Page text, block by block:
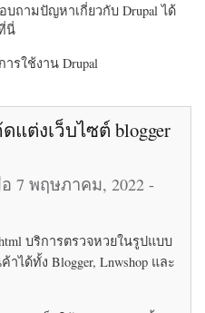
ถามปัญหาเกี่ยวกับ Drupal ได้
นี่
รใช้งาน Drupal
แต่งเว็บไซต์ blogger
อ 7 พฤษภาคม, 2022 -
บริการตรวจหวยในรูปแบบ
ได้ทั้ง Blogger, Lnwshop และ